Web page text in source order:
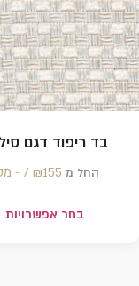
בד ריפוד דגם סילבר
החל מ ₪ 155 /‏‏‎ ‎- מטר
בחר אפשרויות